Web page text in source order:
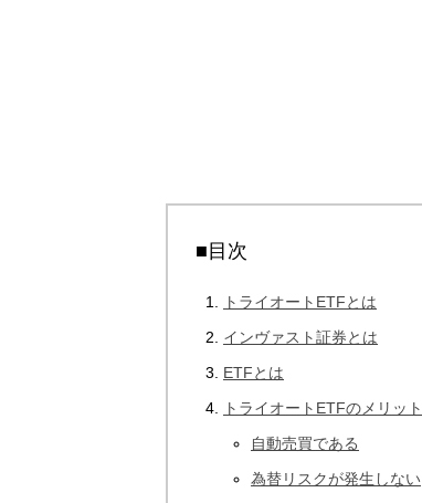
■目次
トライオートETFとは
インヴァスト証券とは
ETFとは
トライオートETFのメリット
自動売買である
為替リスクが発生しない